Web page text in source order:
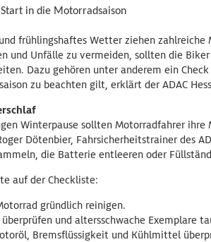
in die Motorradsaison
frühlingshaftes Wetter ziehen zahlreiche
und Unfälle zu vermeiden, sollten die
Dazu gehören unter anderem ein
zu beachten gilt, erklärt der ADAC
Winterpause sollten Motorradfahrer
Dötenbier, Fahrsicherheitstrainer des
die Batterie entleeren oder
auf der Checkliste:
gründlich reinigen.
überprüfen und altersschwache Exemplare
Bremsflüssigkeit und Kühlmittel